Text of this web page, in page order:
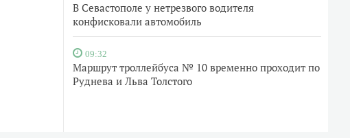
В Севастополе у нетрезвого водителя
конфисковали автомобиль
09:32
Маршрут троллейбуса № 10 временно проходит по
Руднева и Льва Толстого